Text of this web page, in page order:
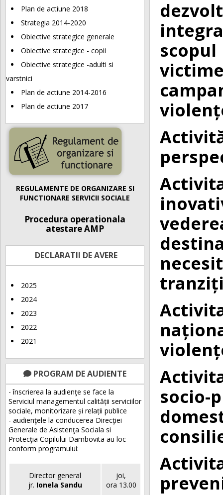
Plan de actiune 2018
Strategia 2014-2020
Obiective strategice generale
Obiective strategice - copii
Obiective strategice -adulti si
varstnici
Plan de actiune 2014-2016
Plan de actiune 2017
REGULAMENTE DE ORGANIZARE SI
FUNCTIONARE SERVICII SOCIALE
Procedura operationala
atestare AMP
DECLARATII DE AVERE
2025
2024
2023
2022
2021
PROGRAM DE AUDIENTE
- înscrierea la audienţe se face la
Serviciul managementul calității serviciilor
sociale, monitorizare și relații publice
- audienţele la conducerea Direcţiei
Generale de Asistenţa Sociala si
Protecţia Copilului Dambovita au loc
conform programului:
Director general
jr. Ionela Sandu
joi,
ora 13.00